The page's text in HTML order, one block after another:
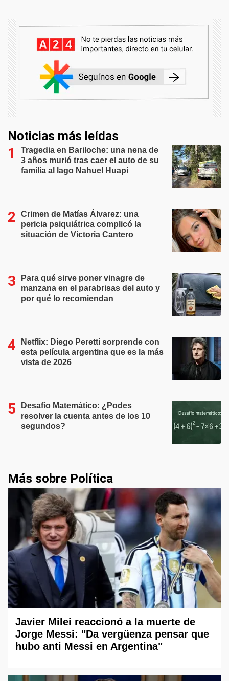
Noticias más leídas
Tragedia en Bariloche: una nena de
3 años murió tras caer el auto de su
familia al lago Nahuel Huapi
Crimen de Matías Álvarez: una
pericia psiquiátrica complicó la
situación de Victoria Cantero
Para qué sirve poner vinagre de
manzana en el parabrisas del auto y
por qué lo recomiendan
Netflix: Diego Peretti sorprende con
esta película argentina que es la más
vista de 2026
Desafío Matemático: ¿Podes
resolver la cuenta antes de los 10
segundos?
Más sobre Política
Javier Milei reaccionó a la muerte de
Jorge Messi: "Da vergüenza pensar que
hubo anti Messi en Argentina"